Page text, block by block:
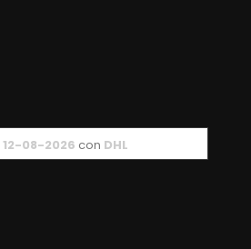
12-08-2026 con DHL